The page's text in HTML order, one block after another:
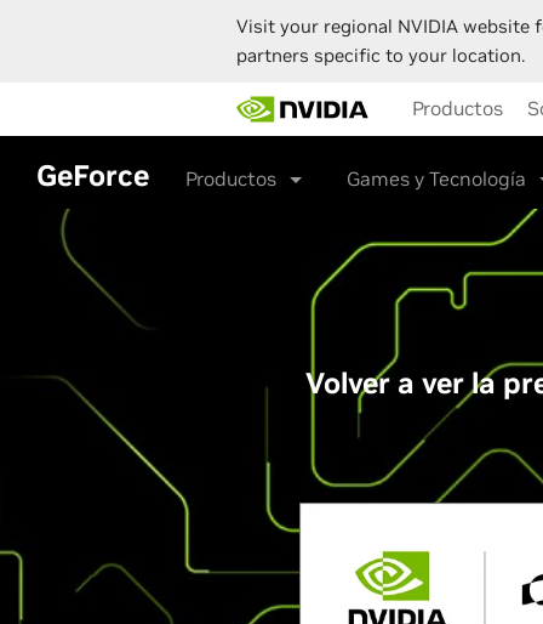
Visit your regional NVIDIA website
partners specific to your location.
main
content
Productos
GeForce Productos Games y Tecnología
Volver a ver la